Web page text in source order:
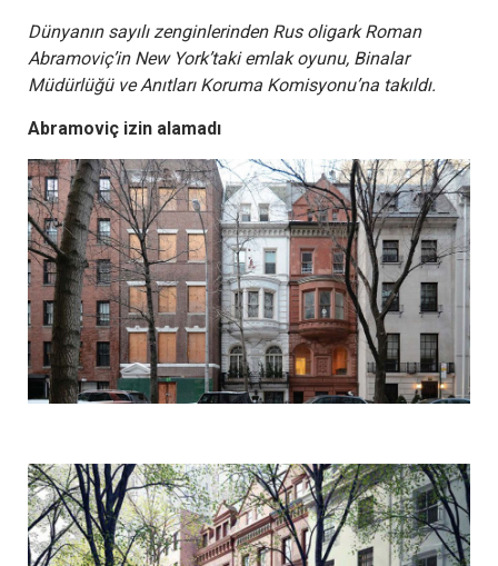
Dünyanın sayılı zenginlerinden Rus oligark Roman
Abramoviç’in New York’taki emlak oyunu, Binalar
Müdürlüğü ve Anıtları Koruma Komisyonu’na takıldı.
Abramoviç izin alamadı